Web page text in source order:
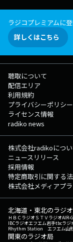
ラジコプレミアムに
詳しくはこちら
聴取について
配信エリア
利用規約
プライバシーポリシー
ライセンス情報
radiko news
株式会社radikoにつ
ニュースリリース
採用情報
特定商取引に関する
株式会社メディアプ
北海道・東北のラジ
ＨＢＣラジオＳＴＶラジオAIR-
IBCラジオエフエム岩手tbcラジ
Rhythm Station エフエム山
関東のラジオ局